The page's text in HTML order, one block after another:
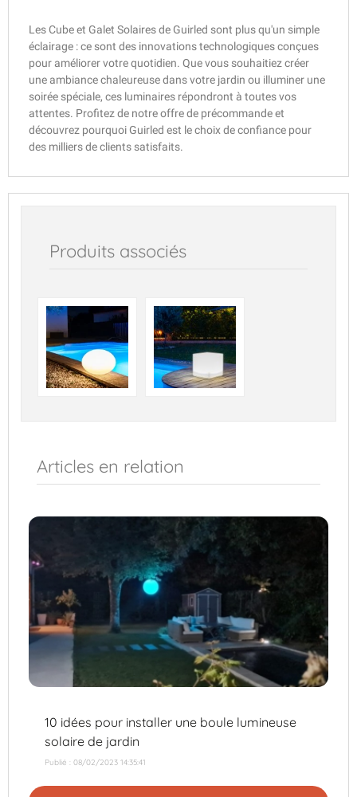
Les Cube et Galet Solaires de Guirled sont plus qu'un simple
éclairage : ce sont des innovations technologiques conçues
pour améliorer votre quotidien. Que vous souhaitiez créer
une ambiance chaleureuse dans votre jardin ou illuminer une
soirée spéciale, ces luminaires répondront à toutes vos
attentes. Profitez de notre offre de précommande et
découvrez pourquoi Guirled est le choix de confiance pour
des milliers de clients satisfaits.
Produits associés
Articles en relation
10 idées pour installer une boule lumineuse
solaire de jardin
Publié : 08/02/2023 14:35:41